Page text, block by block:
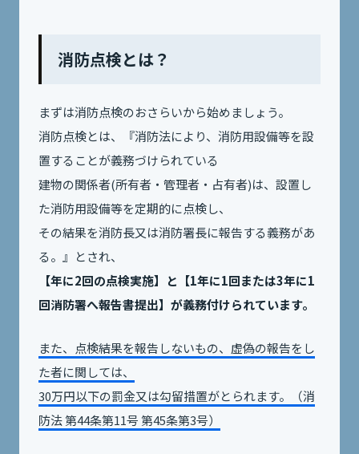
消防点検とは？
まずは消防点検のおさらいから始めましょう。
消防点検とは、『消防法により、消防用設備等を設
置することが義務づけられている
建物の関係者(所有者・管理者・占有者)は、設置し
た消防用設備等を定期的に点検し、
その結果を消防長又は消防署長に報告する義務があ
る。』とされ、
【年に2回の点検実施】と【1年に1回または3年に1
回消防署へ報告書提出】が義務付けられています。
また、点検結果を報告しないもの、虚偽の報告をし
た者に関しては、
30万円以下の罰金又は勾留措置がとられます。（消
防法 第44条第11号 第45条第3号）